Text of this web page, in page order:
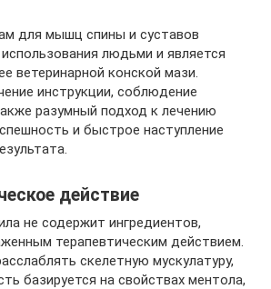
для мышц спины и суставов
людьми и является
ветеринарной конской мази.
инструкции, соблюдение
разумный подход к лечению
и быстрое наступление
действие
не содержит ингредиентов,
терапевтическим действием.
скелетную мускулатуру,
базируется на свойствах ментола,